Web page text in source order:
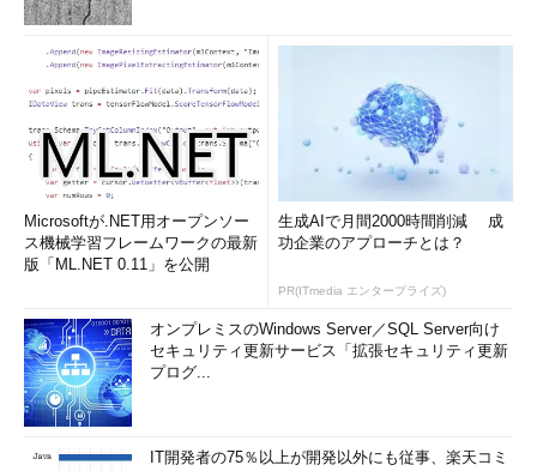
Microsoftが.NET用オープンソー
ス機械学習フレームワークの最新
版「ML.NET 0.11」を公開
生成AIで月間2000時間削減 成
功企業のアプローチとは？
PR(ITmedia エンタープライズ)
オンプレミスのWindows Server／SQL Server向け
セキュリティ更新サービス「拡張セキュリティ更新
プログ...
IT開発者の75％以上が開発以外にも従事、楽天コミ